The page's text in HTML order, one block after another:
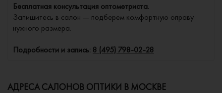
Бесплатная консультация оптометриста.
Запишитесь в салон — подберем комфортную оправу
нужного размера.
Подробности и запись: 8 (495) 798-02-28
АДРЕСА САЛОНОВ ОПТИКИ В МОСКВЕ